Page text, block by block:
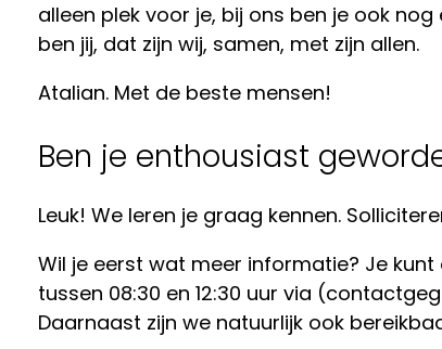
alleen plek voor je, bij ons ben je ook
ben jij, dat zijn wij, samen, met zijn allen.
Atalian. Met de beste mensen!
Ben je enthousiast
Leuk! We leren je graag kennen.
Wil je eerst wat meer informatie? Je
tussen 08:30 en 12:30 uur via
Daarnaast zijn we natuurlijk ook